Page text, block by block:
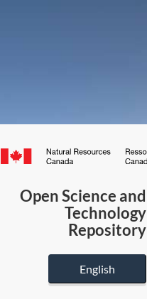
Canada.ca
Open Science and
Technology
Repository
English